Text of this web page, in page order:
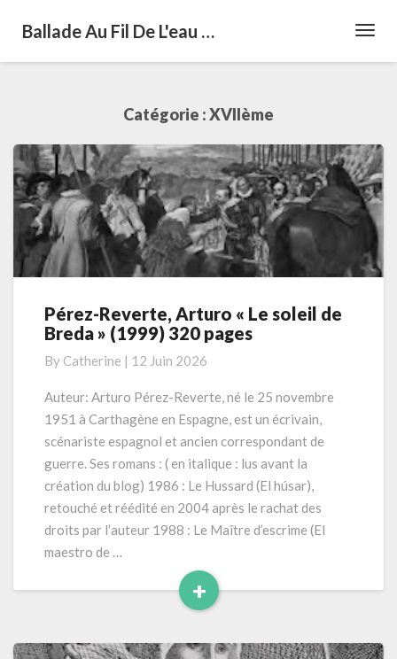
Ballade Au Fil De L'eau …
Catégorie :XVIIème
Pérez-
Reverte,
« Le
soleil
Breda »
(1999)
320
pages
Pérez-Reverte, Arturo « Le soleil de
Breda » (1999) 320 pages
By Catherine | 12 Juin 2026
Auteur: Arturo Pérez-Reverte, né le 25 novembre
1951 à Carthagène en Espagne, est un écrivain,
scénariste espagnol et ancien correspondant de
guerre. Ses romans : ( en italique : lus avant la
création du blog) 1986 : Le Hussard (El húsar),
retouché et réédité en 2004 après le rachat des
droits par l’auteur 1988 : Le Maître d’escrime (El
maestro de …
+
Read